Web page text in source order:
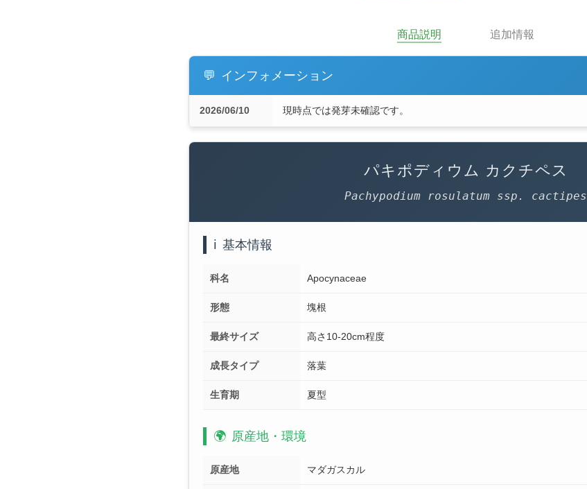
商品説明 追加情報
💬 インフォメーション
2026/06/10 現時点では発芽未確認です。
パキポディウム カクチペス
Pachypodium rosulatum ssp. cactipes
ℹ️ 基本情報
科名 Apocynaceae
形態 塊根
最終サイズ 高さ10-20cm程度
成長タイプ 落葉
生育期 夏型
🌍 原産地・環境
原産地 マダガスカル